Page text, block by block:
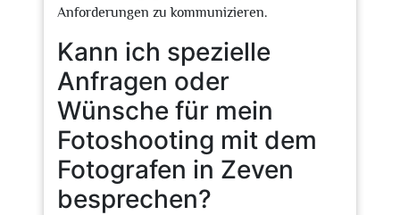
Anforderungen zu kommunizieren.
Kann ich spezielle
Anfragen oder
Wünsche für mein
Fotoshooting mit dem
Fotografen in Zeven
besprechen?